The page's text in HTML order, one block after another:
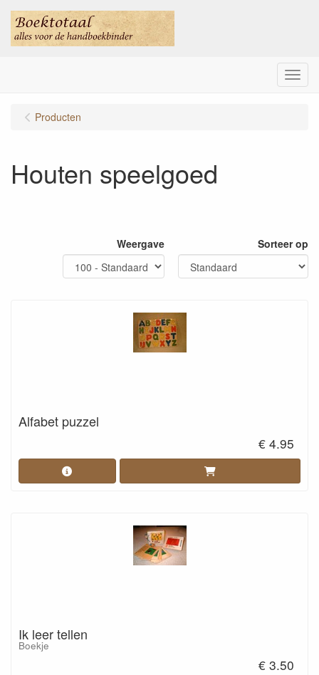
Menu
Producten
Houten speelgoed
Weergave Sorteer op
Alfabet puzzel
€ 4.95
Ik leer tellen
Boekje
€ 3.50